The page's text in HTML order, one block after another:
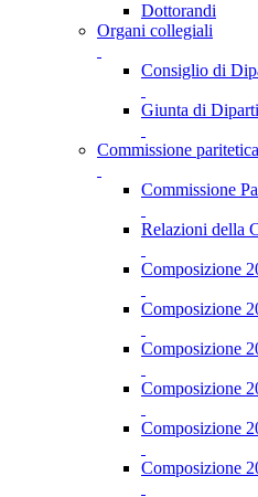
Dottorandi
Organi collegiali
Consiglio di
Giunta di
Commissione paritetica
Commissione
Relazioni della
Composizione
Composizione
Composizione
Composizione
Composizione
Composizione